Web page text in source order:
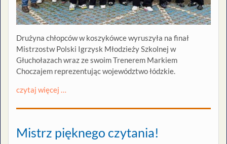
Drużyna chłopców w koszykówce wyruszyła na finał
Mistrzostw Polski Igrzysk Młodzieży Szkolnej w
Głuchołazach wraz ze swoim Trenerem Markiem
Choczajem reprezentując województwo łódzkie.
czytaj więcej …
Mistrz pięknego czytania!